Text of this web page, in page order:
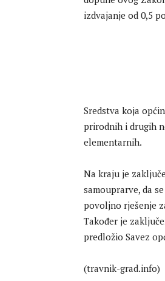
izdvajanje od 0,5
Sredstva koja
prirodnih i drugih
elementarnih.
Na kraju je
samouprarve, da
povoljno rješenje
Također je
predložio Savez
(travnik-grad.info)